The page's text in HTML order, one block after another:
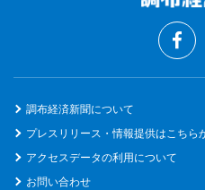
調布経済新聞について
プレスリリース・情報提供はこちら
アクセスデータの利用について
お問い合わせ